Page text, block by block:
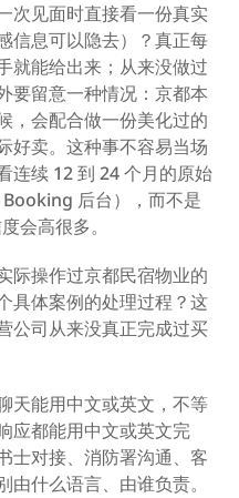
次见面时直接看一份真实
信息可以隐去）？真正每
就能给出来；从来没做过
要留意一种情况：京都本
，会配合做一份美化过的
好卖。这种事不容易当场
连续 12 到 24 个月的原始
后台），而不是
会高很多。
际操作过京都民宿物业的
具体案例的处理过程？这
公司从来没真正完成过买
天能用中文或英文，不等
应都能用中文或英文完
士对接、消防署沟通、客
什么语言、由谁负责。